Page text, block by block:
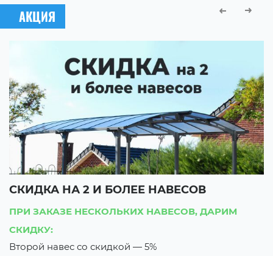
АКЦИЯ
СКИДКА НА 2 И БОЛЕЕ НАВЕСОВ
ПРИ ЗАКАЗЕ НЕСКОЛЬКИХ НАВЕСОВ, ДАРИМ
СКИДКУ:
Второй навес со скидкой — 5%